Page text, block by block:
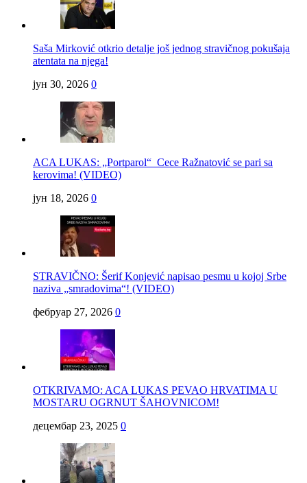
Saša Mirković otkrio detalje još jednog stravičnog pokušaja
atentata na njega!
јун 30, 2026 0
ACA LUKAS: „Portparol“ Cece Ražnatović se pari sa
kerovima! (VIDEO)
јун 18, 2026 0
STRAVIČNO: Šerif Konjević napisao pesmu u kojoj Srbe
naziva „smradovima“! (VIDEO)
фебруар 27, 2026 0
OTKRIVAMO: ACA LUKAS PEVAO HRVATIMA U
MOSTARU OGRNUT ŠAHOVNICOM!
децембар 23, 2025 0